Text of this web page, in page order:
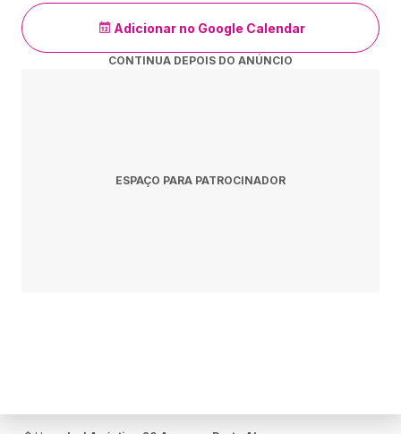
mediante a doação de 1kg de alimento não perecível): R$
190
Meia entrada (desconto de 50%): R$ 170
Meia entrada (desconto de 50%): R$ 240
mediante a doação de 1kg de alimento não perecível): R$
Adicionar no Google Calendar
CONTINUA DEPOIS DO ANÚNCIO
ESPAÇO PARA PATROCINADOR